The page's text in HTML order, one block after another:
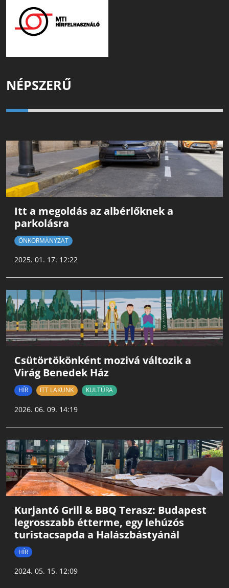
NÉPSZERŰ
Itt a megoldás az albérlőknek a
parkolásra
ÖNKORMÁNYZAT
2025. 01. 17. 12:22
Csütörtökönként mozivá változik a
Virág Benedek Ház
HÍR ITT LAKUNK KULTÚRA
2026. 06. 09. 14:19
Kurjantó Grill & BBQ Terasz: Budapest
legrosszabb étterme, egy lehúzós
turistacsapda a Halászbástyánál
HÍR
2024. 05. 15. 12:09